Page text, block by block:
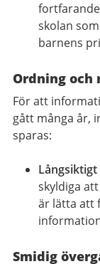
skolan
barnens
Ordning och
För att
gått många år,
sparas:
skyldiga
är lätta att
Smidig